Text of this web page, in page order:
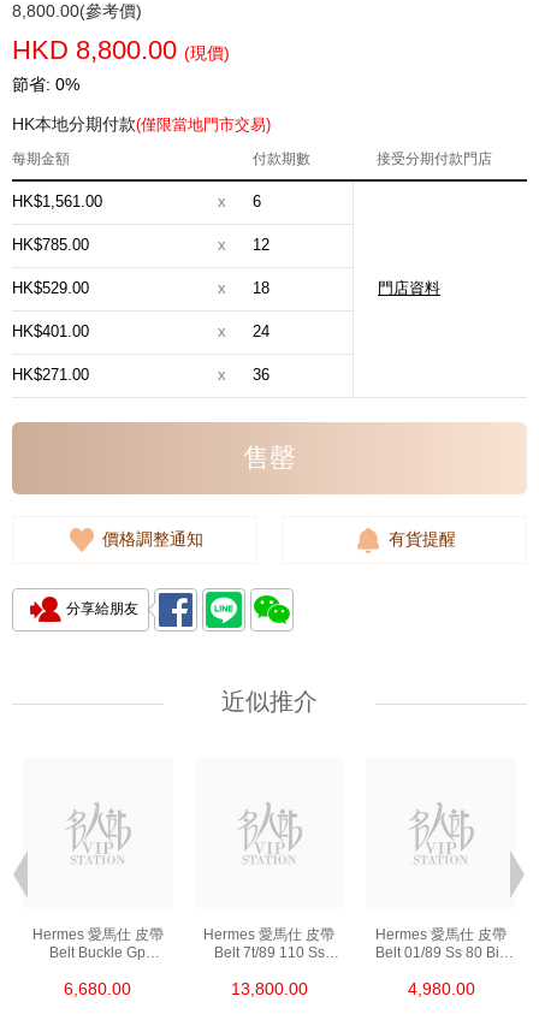
8,800.00(參考價)
HKD 8,800.00 (現價)
節省: 0%
HK本地分期付款(僅限當地門市交易)
每期金額 付款期數 接受分期付款門店
HK$1,561.00 x 6
門店資料
HK$785.00 x 12
HK$529.00 x 18
HK$401.00 x 24
HK$271.00 x 36
售罄
價格調整通知 有貨提醒
分享給朋友
近似推介
Hermes 愛馬仕 皮帶
Belt Buckle Gp
(皮帶扣須連皮帶購買)
6,680.00
Hermes 愛馬仕 皮帶
Belt 7t/89 110 Ss
110cm
13,800.00
Hermes 愛馬仕 皮帶
Belt 01/89 Ss 80 Big
4,980.00